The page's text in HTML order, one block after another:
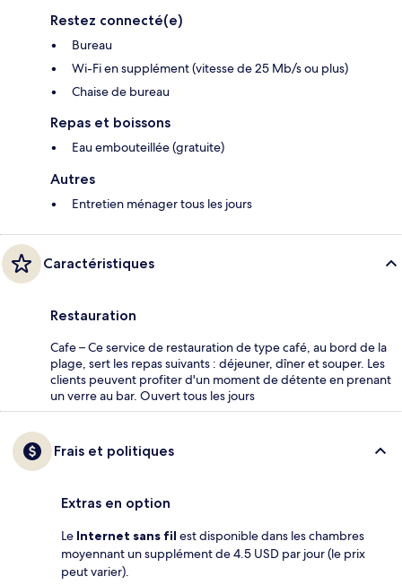
Restez connecté(e)
Bureau
Wi-Fi en supplément (vitesse de 25 Mb/s ou plus)
Chaise de bureau
Repas et boissons
Eau embouteillée (gratuite)
Autres
Entretien ménager tous les jours
Caractéristiques
Restauration
Cafe – Ce service de restauration de type café, au bord de la
plage, sert les repas suivants : déjeuner, dîner et souper. Les
clients peuvent profiter d'un moment de détente en prenant
un verre au bar. Ouvert tous les jours
Frais et politiques
Extras en option
Le Internet sans fil est disponible dans les chambres
moyennant un supplément de 4.5 USD par jour (le prix
peut varier).